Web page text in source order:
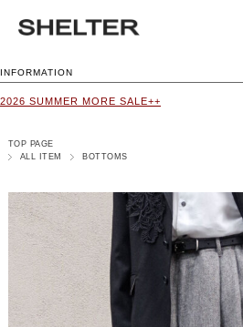
INFORMATION
2026 SUMMER MORE SALE++
TOP PAGE
ALL ITEM
BOTTOMS